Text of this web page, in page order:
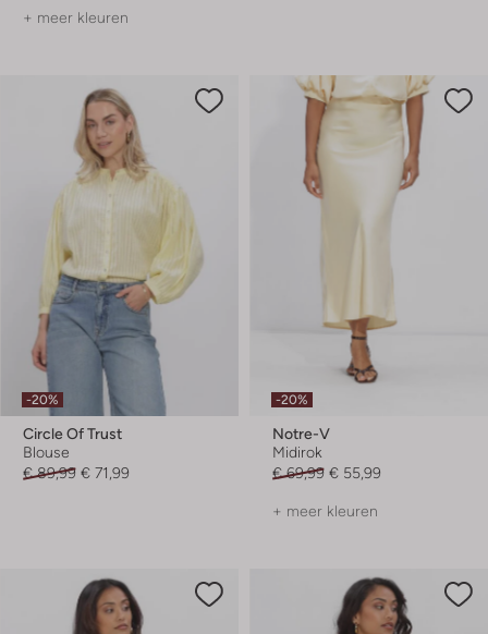
+ meer kleuren
-20%
Circle Of Trust
Blouse
€ 89,99 € 71,99
-20%
Notre-V
Midirok
€ 69,99 € 55,99
+ meer kleuren